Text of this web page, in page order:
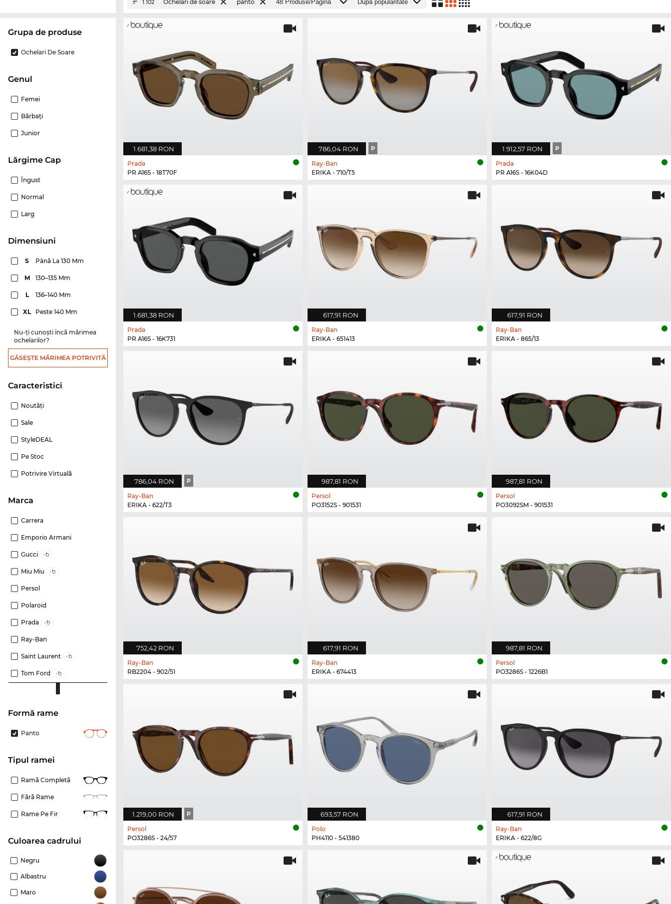
Grupa de produse
Ochelari De Soare
Genul
Femei
Bărbaţi
Junior
Lărgime Cap
Îngust
Normal
Larg
dimensiuni
S Până La 130 Mm
M 130–135 Mm
L 136–140 Mm
XL Peste 140 Mm
Nu-ți cunoști încă mărimea
ochelarilor?
GĂSEȘTE MĂRIMEA POTRIVITĂ
Caracteristici
Noutăţi
Sale
StyleDEAL
Pe Stoc
Potrivire Virtuală
marca
Carrera
Emporio Armani
Gucci
Miu Miu
Persol
Polaroid
Prada
Ray-Ban
Saint Laurent
Tom Ford
Formă rame
Panto
Tipul ramei
Ramă Completă
Fără Rame
Rame Pe Fir
Culoarea cadrului
Negru
Albastru
Maro
1.102 Ochelari de soare panto
1.681,38 RON
Prada
PR A16S - 18T70F
786,04 RON P
Ray-Ban
ERIKA - 710/T5
1.912,57 RON P
Prada
PR A16S - 16K04D
1.681,38 RON
Prada
PR A16S - 16K731
617,91 RON
Ray-Ban
ERIKA - 651413
617,91 RON
Ray-Ban
ERIKA - 865/13
786,04 RON P
Ray-Ban
ERIKA - 622/T3
987,81 RON
Persol
PO3152S - 901531
987,81 RON
Persol
PO3092SM - 901531
752,42 RON
Ray-Ban
RB2204 - 902/51
617,91 RON
Ray-Ban
ERIKA - 674413
987,81 RON
Persol
PO3286S - 1226B1
1.219,00 RON P
Persol
PO3286S - 24/57
693,57 RON
Polo
PH4110 - 541380
617,91 RON
Ray-Ban
ERIKA - 622/8G